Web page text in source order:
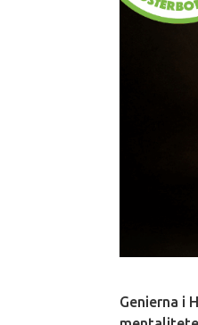
Genierna i